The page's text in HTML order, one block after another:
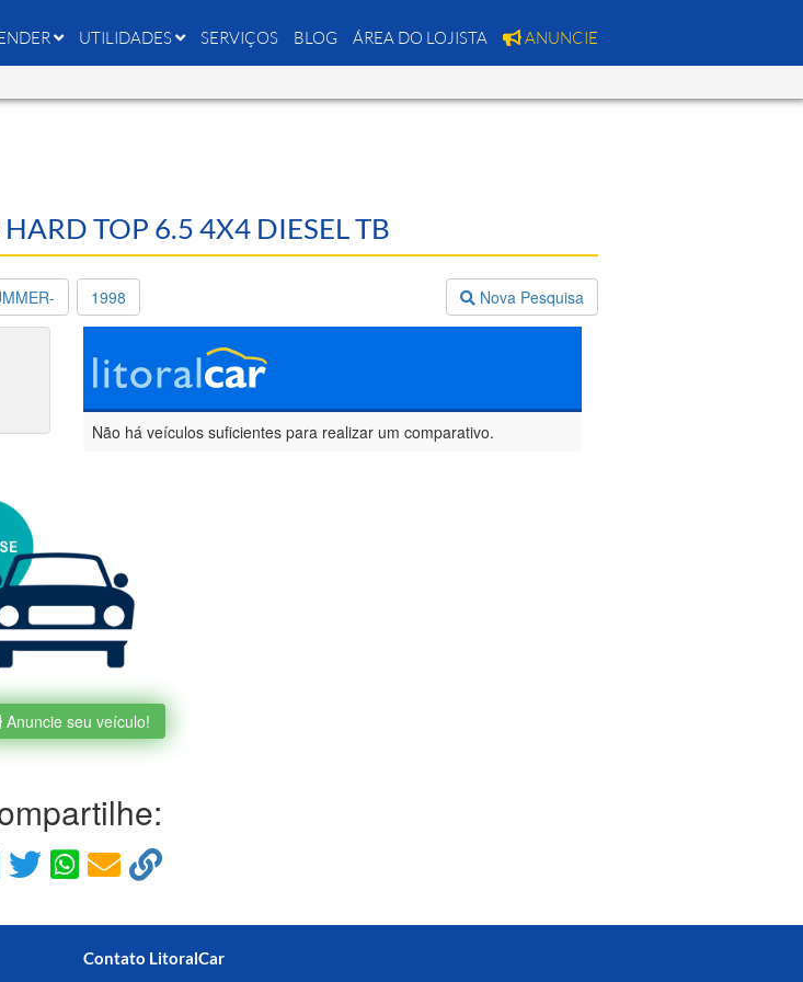
UTILIDADES SERVIÇOS BLOG ÁREA DO LOJISTA ANUNCIE
TOP 6.5 4X4 DIESEL TB
1998 Nova Pesquisa
Não há veículos suficientes para realizar um comparativo.
Anuncie seu veículo!
Contato LitoralCar